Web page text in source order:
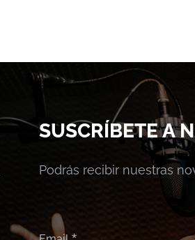
SUSCRÍBETE A
Podrás recibir nuestras